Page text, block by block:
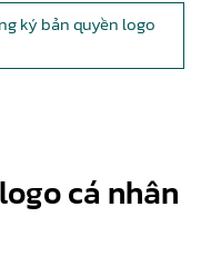
ký bản quyền logo
cá nhân